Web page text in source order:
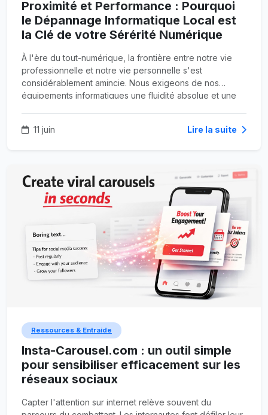
Proximité et Performance : Pourquoi
le Dépannage Informatique Local est
la Clé de votre Sérérité Numérique
À l'ère du tout-numérique, la frontière entre notre vie
professionnelle et notre vie personnelle s'est
considérablement amincie. Nous exigeons de nos
équipements informatiques une fluidité absolue et une
obligations administratives d'un foyer, ou de piloter
11 juin Lire la suite
Ressources & Entraide
Insta-Carousel.com : un outil simple
pour sensibiliser efficacement sur les
réseaux sociaux
Capter l'attention sur internet relève souvent du